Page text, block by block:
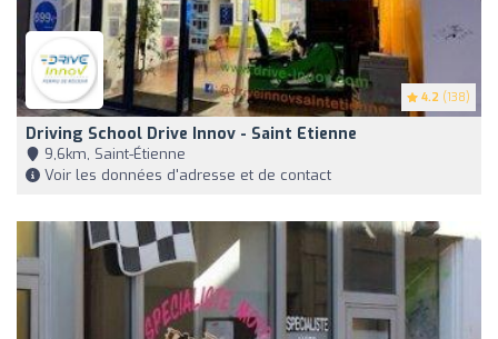
4.2 (138)
Driving School Drive Innov - Saint Etienne
9,6km, Saint-Étienne
Voir les données d'adresse et de contact